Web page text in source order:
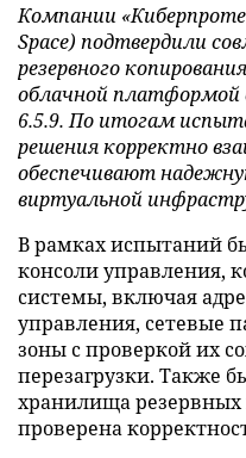
Компании
Space) подтвердили
резервного
облачной платформой
6.5.9. По итогам
решения корректно
обеспечивают
виртуальной
В рамках испытаний
консоли управления,
системы, включая
управления, сетевые
зоны с проверкой их
перезагрузки. Также
хранилища резервных
проверена